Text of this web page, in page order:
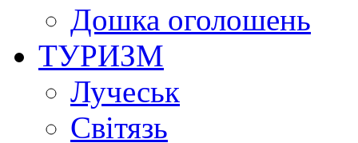
Дошка оголошень
ТУРИЗМ
Лучеськ
Світязь